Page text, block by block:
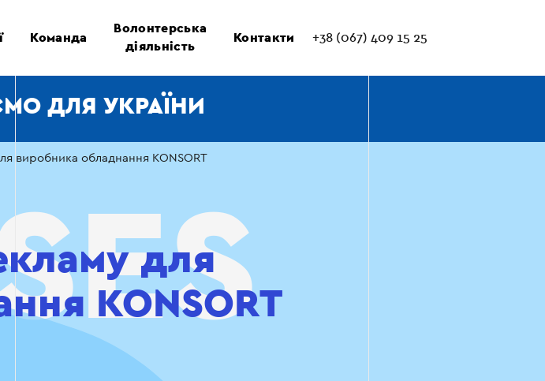
Команда
Волонтерська
діяльність
Контакти +38 (067) 409 15 25
ДЛЯ УКРАЇНИ
виробника обладнання KONSORT
для
KONSORT